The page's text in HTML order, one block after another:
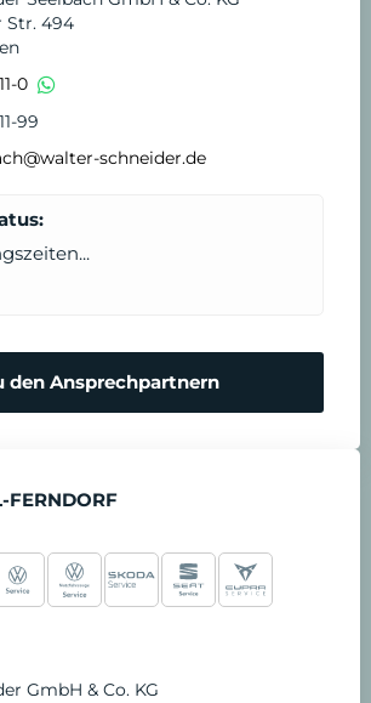
Str. 494
0
99
schneider.de
den Ansprechpartnern
FERNDORF
GmbH & Co. KG